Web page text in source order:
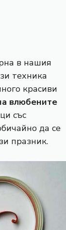
в нашия
техника
красиви
влюбените
със
да се
празник.